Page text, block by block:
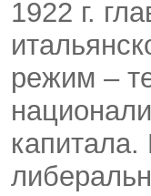
1922 г.
режим –